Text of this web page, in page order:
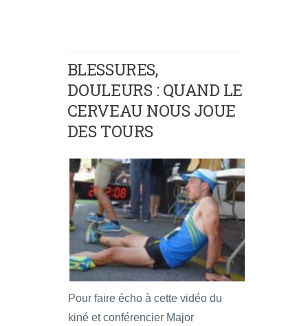
BLESSURES,
DOULEURS : QUAND LE
CERVEAU NOUS JOUE
DES TOURS
Pour faire écho à cette vidéo du
kiné et conférencier Major